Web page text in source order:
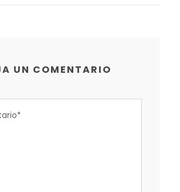
UN COMENTARIO